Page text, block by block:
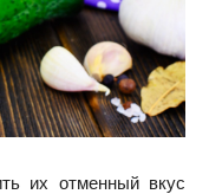
их отменный вкус